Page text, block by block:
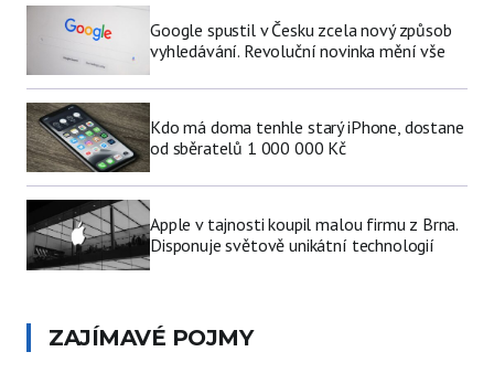
Google spustil v Česku zcela nový způsob
vyhledávání. Revoluční novinka mění vše
Kdo má doma tenhle starý iPhone, dostane
od sběratelů 1 000 000 Kč
Apple v tajnosti koupil malou firmu z Brna.
Disponuje světově unikátní technologií
ZAJÍMAVÉ POJMY